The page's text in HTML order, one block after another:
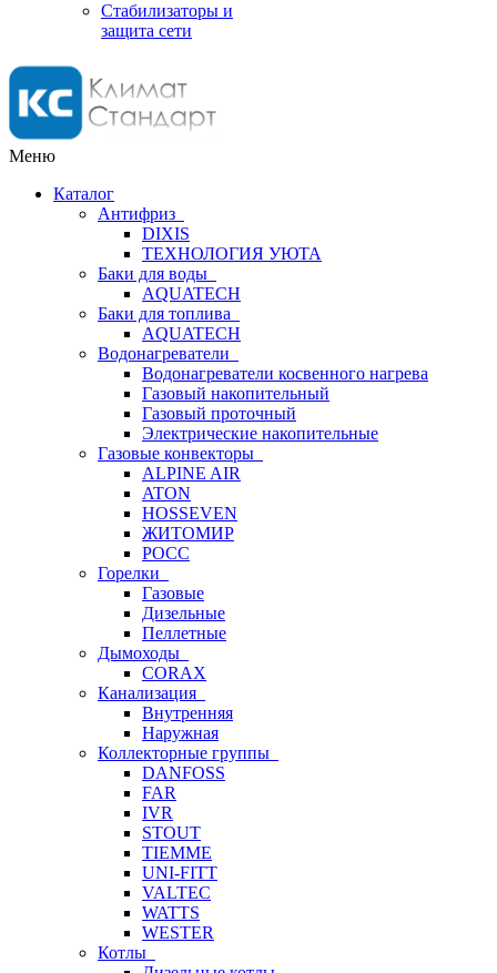
Стабилизаторы и
защита сети
Меню
Каталог
Антифриз
DIXIS
ТЕХНОЛОГИЯ УЮТА
Баки для воды
AQUATECH
Баки для топлива
AQUATECH
Водонагреватели
Водонагреватели косвенного нагрева
Газовый накопительный
Газовый проточный
Электрические накопительные
Газовые конвекторы
ALPINE AIR
ATON
HOSSEVEN
ЖИТОМИР
РОСС
Горелки
Газовые
Дизельные
Пеллетные
Дымоходы
CORAX
Канализация
Внутренняя
Наружная
Коллекторные группы
DANFOSS
FAR
IVR
STOUT
TIEMME
UNI-FITT
VALTEC
WATTS
WESTER
Котлы